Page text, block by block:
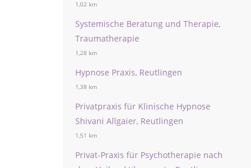
1,02 km
Systemische Beratung und Therapie,
Traumatherapie
1,28 km
Hypnose Praxis, Reutlingen
1,38 km
Privatpraxis für Klinische Hypnose
Shivani Allgaier, Reutlingen
1,51 km
Privat-Praxis für Psychotherapie nach